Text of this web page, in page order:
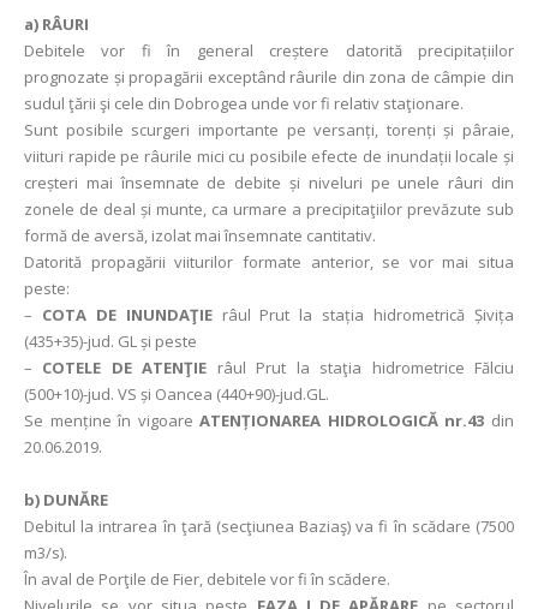
a) RÂURI
Debitele vor fi în general creștere datorită precipitațiilor
prognozate și propagării exceptând râurile din zona de câmpie din
sudul ţării şi cele din Dobrogea unde vor fi relativ staţionare.
Sunt posibile scurgeri importante pe versanți, torenți și pâraie,
viituri rapide pe râurile mici cu posibile efecte de inundații locale și
creșteri mai însemnate de debite și niveluri pe unele râuri din
zonele de deal și munte, ca urmare a precipitaţiilor prevăzute sub
formă de aversă, izolat mai însemnate cantitativ.
Datorită propagării viiturilor formate anterior, se vor mai situa
peste:
– COTA DE INUNDAŢIErâul Prut la stația hidrometrică Șivița
(435+35)-jud. GL și peste
– COTELE DE ATENŢIE râul Prut la staţia hidrometrice Fălciu
(500+10)-jud. VS și Oancea (440+90)-jud.GL.
Se menține în vigoareATENȚIONAREA HIDROLOGICĂ nr.43 din
20.06.2019.
b) DUNĂRE
Debitul la intrarea în ţară (secţiunea Baziaş) va fi în scădare (7500
m3/s).
În aval de Porţile de Fier, debitele vor fi în scădere.